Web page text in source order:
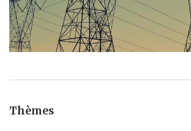
Thèmes